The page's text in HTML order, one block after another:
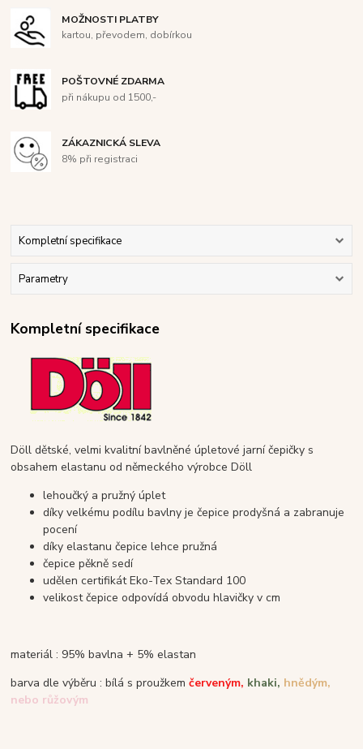
MOŽNOSTI PLATBY
kartou, převodem, dobírkou
POŠTOVNÉ ZDARMA
při nákupu od 1500,-
ZÁKAZNICKÁ SLEVA
8% při registraci
Kompletní specifikace
Parametry
Kompletní specifikace
Döll dětské, velmi kvalitní bavlněné úpletové jarní čepičky s
obsahem elastanu od německého výrobce Döll
lehoučký a pružný úplet
díky velkému podílu bavlny je čepice prodyšná a zabranuje
pocení
díky elastanu čepice lehce pružná
čepice pěkně sedí
udělen certifikát Eko-Tex Standard 100
velikost čepice odpovídá obvodu hlavičky v cm
materiál : 95% bavlna + 5% elastan
barva dle výběru : bílá s proužkem červeným, khaki, hnědým,
nebo růžovým